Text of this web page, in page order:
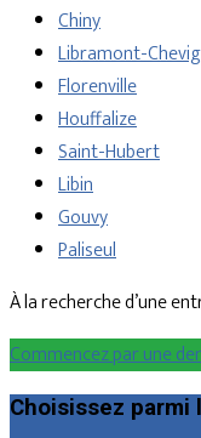
Chiny
Libramont-
Florenville
Houffalize
Saint-Hubert
Libin
Gouvy
Paliseul
À la recherche d’une
Commencez par une
Choisissez parmi